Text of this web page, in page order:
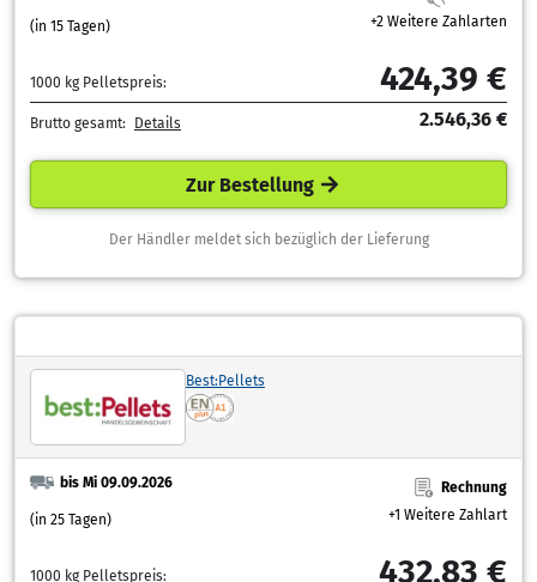
(in 15 Tagen)
+2 Weitere Zahlarten
1000 kg Pelletspreis: 424,39 €
Brutto gesamt: Details 2.546,36 €
Zur Bestellung
Der Händler meldet sich bezüglich der Lieferung
Best:Pellets
bis Mi 09.09.2026
(in 25 Tagen)
Rechnung
+1 Weitere Zahlart
1000 kg Pelletspreis: 432,83 €